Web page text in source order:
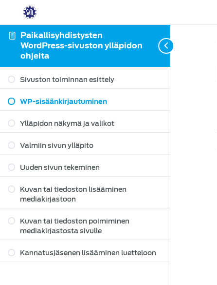
Paikallisyhdistysten
WordPress-sivuston ylläpidon
ohjeita
Sivuston toiminnan esittely
WP-sisäänkirjautuminen
Ylläpidon näkymä ja valikot
Valmiin sivun ylläpito
Uuden sivun tekeminen
Kuvan tai tiedoston lisääminen
mediakirjastoon
Kuvan tai tiedoston poimiminen
mediakirjastosta sivulle
Kannatusjäsenen lisääminen luetteloon